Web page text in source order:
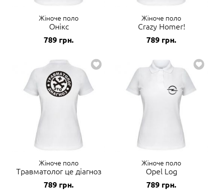
Жіноче поло
Онікс
789 грн.
Жіноче поло
Crazy Homer!
789 грн.
Жіноче поло
Травматолог це діагноз
789 грн.
Жіноче поло
Opel Log
789 грн.